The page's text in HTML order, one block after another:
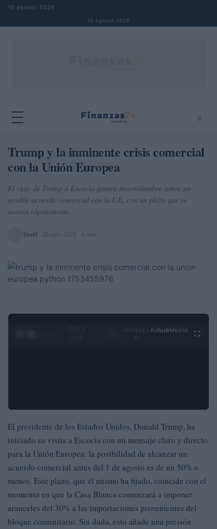
Saltar al contenido
10 agosto 2026
10 agosto 2026
⌕
Buscar ⌕ ×
Trump y la inminente crisis comercial
con la Unión Europea
El viaje de Trump a Escocia genera incertidumbre sobre un
posible acuerdo comercial con la UE, con un plazo que se
acerca rápidamente.
Staff 25 julio 2025 · 4 min
0:27 /
4:27
Ad hubMedia
El presidente de los Estados Unidos, Donald Trump, ha
iniciado su visita a Escocia con un mensaje claro y directo
para la Unión Europea: la posibilidad de alcanzar un
acuerdo comercial antes del 1 de agosto es de un 50% o
menos. Este plazo, que él mismo ha fijado, coincide con el
momento en que la Casa Blanca comenzará a imponer
aranceles del 30% a las importaciones provenientes del
bloque comunitario. Sin duda, esto añade una presión